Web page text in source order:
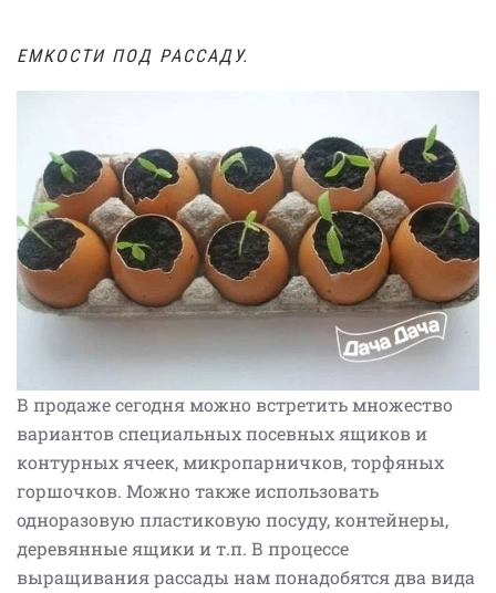
ЕМКОСТИ ПОД РАССАДУ.
В продаже сегодня можно встретить множество
вариантов специальных посевных ящиков и
контурных ячеек, микропарничков, торфяных
горшочков. Можно также использовать
одноразовую пластиковую посуду, контейнеры,
деревянные ящики и т.п. В процессе
выращивания рассады нам понадобятся два вида